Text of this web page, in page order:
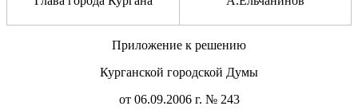
Приложение к решению
Курганской городской Думы
от 06.09.2006 г. № 243